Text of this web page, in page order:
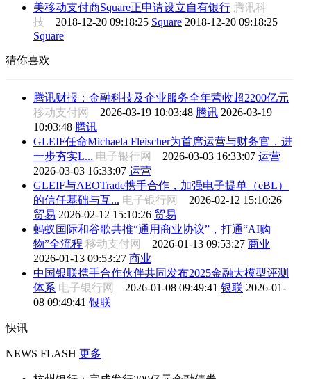
美移动支付商Square正申请设立自有银行 腾讯科
技 2018-12-20 09:18:25 Square 2018-12-20 09:18:25
Square
猜你喜欢
腾讯财报：金融科技及企业服务全年营收超2200亿元
移动支付网 2026-03-19 10:03:48 腾讯 2026-03-19
10:03:48 腾讯
GLEIF任命Michaela Fleischer为首席运营与财务官，进
一步夯实L... 电子银行网 2026-03-03 16:33:07 运营
2026-03-03 16:33:07 运营
GLEIF与AEOTrade携手合作，加强电子提单（eBL）
的信任基础与互... 电子银行网 2026-02-12 15:10:26
贸易 2026-02-12 15:10:26 贸易
蚂蚁国际和谷歌共推“通用商业协议”，打通“AI购
物”全流程 移动支付网 2026-01-13 09:53:27 商业
2026-01-13 09:53:27 商业
中国银联携手合作伙伴共同发布2025金融大模型评测
体系 电子银行网 2026-01-08 09:49:41 银联 2026-01-
08 09:49:41 银联
快讯
NEWS FLASH 更多